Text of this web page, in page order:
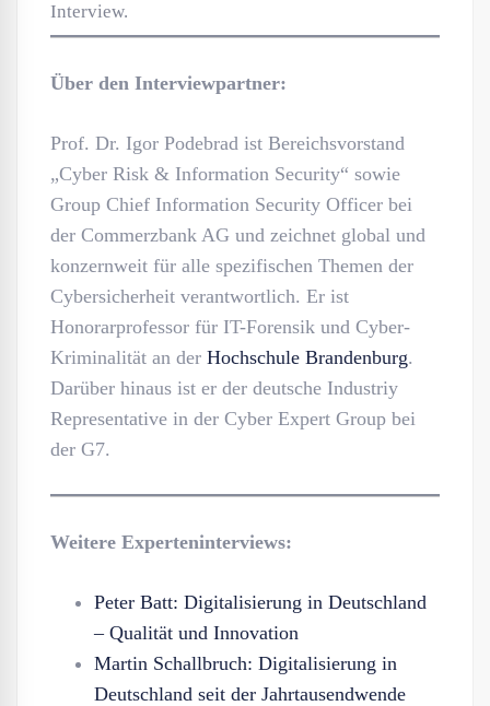
Interview.
Über den Interviewpartner:
Prof. Dr. Igor Podebrad ist Bereichsvorstand
„Cyber Risk & Information Security“ sowie
Group Chief Information Security Officer bei
der Commerzbank AG und zeichnet global und
konzernweit für alle spezifischen Themen der
Cybersicherheit verantwortlich. Er ist
Honorarprofessor für IT-Forensik und Cyber-
Kriminalität an der Hochschule Brandenburg.
Darüber hinaus ist er der deutsche Industriy
Representative in der Cyber Expert Group bei
der G7.
Weitere Experteninterviews:
Peter Batt: Digitalisierung in Deutschland
– Qualität und Innovation
Martin Schallbruch: Digitalisierung in
Deutschland seit der Jahrtausendwende